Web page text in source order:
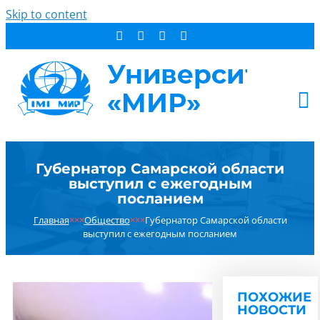
Skip to content
СТУДЕНТУ
ДОПОБРАЗОВАНИЕ
ОБ УНИВЕРСИТЕТЕ
РЕЗУЛЬТАТ ПОИСКА:
Губернатор Самарской области
выступил с ежегодным
посланием
Главная×××Общество×××Губернатор Самарской области
выступил с ежегодным посланием
ПОХОЖИЕ
НОВОСТИ